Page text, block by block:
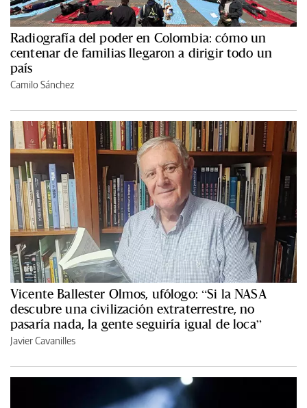
Radiografía del poder en Colombia: cómo un
centenar de familias llegaron a dirigir todo un
país
Camilo Sánchez
Vicente Ballester Olmos, ufólogo: “Si la NASA
descubre una civilización extraterrestre, no
pasaría nada, la gente seguiría igual de loca”
Javier Cavanilles